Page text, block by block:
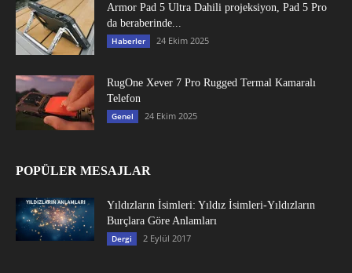
Armor Pad 5 Ultra Dahili projeksiyon, Pad 5 Pro
da beraberinde...
Haberler 24 Ekim 2025
RugOne Xever 7 Pro Rugged Termal Kamaralı
Telefon
Genel 24 Ekim 2025
POPÜLER MESAJLAR
Yıldızların İsimleri: Yıldız İsimleri-Yıldızların
Burçlara Göre Anlamları
Dergi 2 Eylül 2017